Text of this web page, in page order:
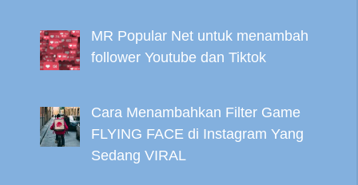
MR Popular Net untuk menambah
follower Youtube dan Tiktok
Cara Menambahkan Filter Game
FLYING FACE di Instagram Yang
Sedang VIRAL